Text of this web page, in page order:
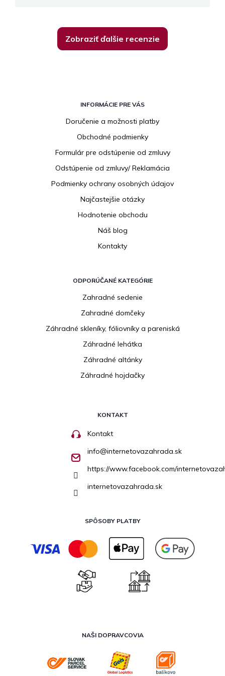
Zobraziť ďalšie recenzie
INFORMÁCIE PRE VÁS
Doručenie a možnosti platby
Obchodné podmienky
Formulár pre odstúpenie od zmluvy
Odstúpenie od zmluvy/ Reklamácia
Podmienky ochrany osobných údajov
Najčastejšie otázky
Hodnotenie obchodu
Náš blog
Kontakty
ODPORÚČANÉ KATEGÓRIE
Zahradné sedenie
Zahradné domčeky
Záhradné skleníky, fóliovníky a pareniská
Záhradné lehátka
Záhradné altánky
Záhradné hojdačky
KONTAKT
Kontakt
info@internetovazahrada.sk
https://www.facebook.com/
internetovazahrada.sk
SPÔSOBY PLATBY
NAŠI DOPRAVCOVIA